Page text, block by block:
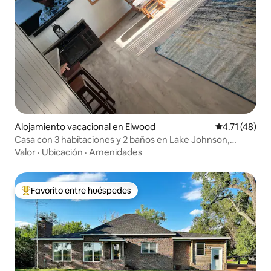
Alojamiento vacacional en Elwood Calificación
4.71 (48)
Casa con 3 habitaciones y 2 baños en Lake Johnson,
Nebraska
Valor · Ubicación · Amenidades
De los mejores en Favorito entre huéspedes
Favorito entre huéspedes